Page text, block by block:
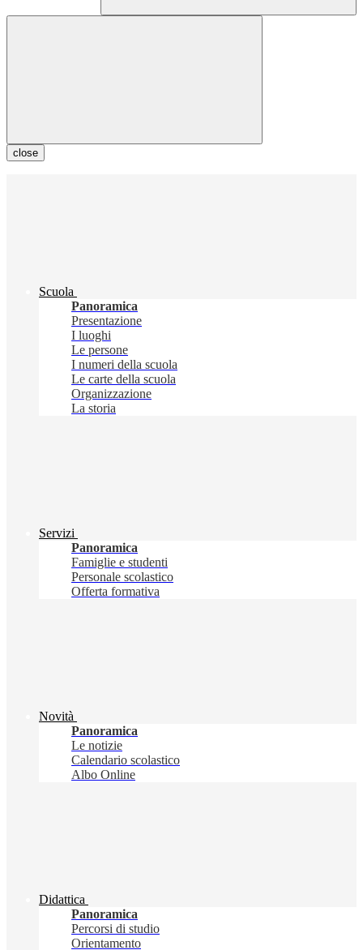
close
Scuola
Panoramica
Presentazione
I luoghi
Le persone
I numeri della scuola
Le carte della scuola
Organizzazione
La storia
Servizi
Panoramica
Famiglie e studenti
Personale scolastico
Offerta formativa
Novità
Panoramica
Le notizie
Calendario scolastico
Albo Online
Didattica
Panoramica
Percorsi di studio
Orientamento